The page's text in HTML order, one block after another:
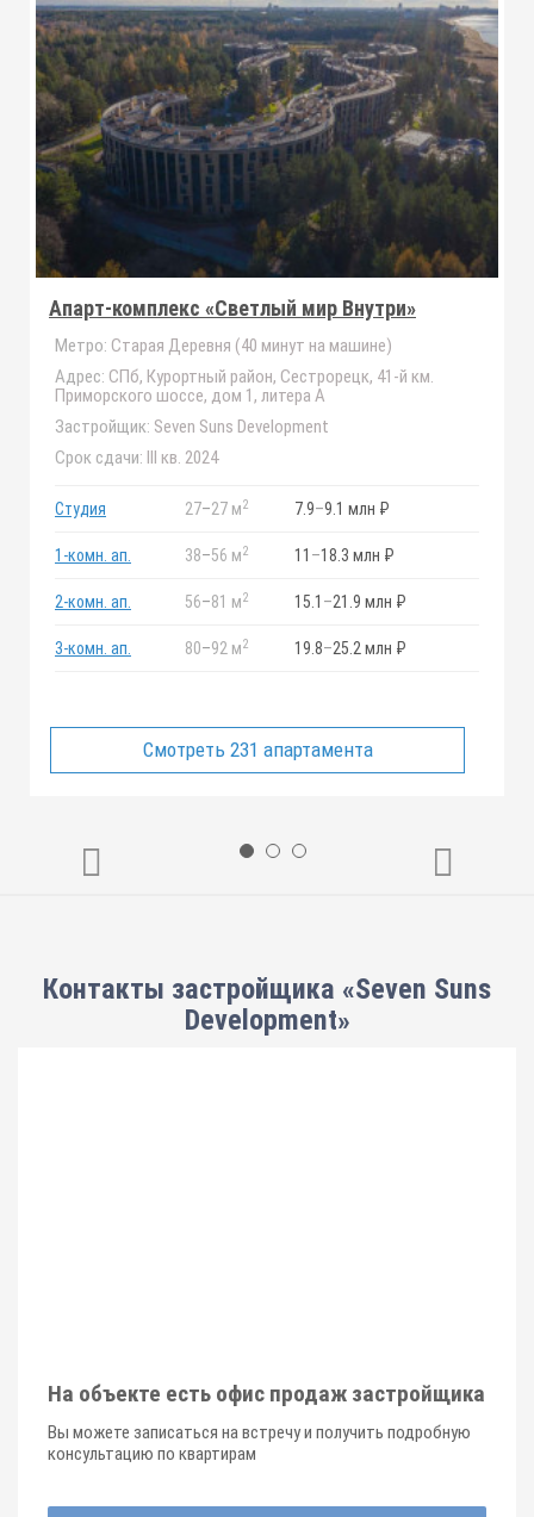
Апарт-комплекс «Светлый мир Внутри»
Метро: Старая Деревня (40 минут на машине)
Адрес: СПб, Курортный район, Сестрорецк, 41-й км.
Приморского шоссе, дом 1, литера А
Застройщик: Seven Suns Development
Срок сдачи: III кв. 2024
Студия 27–27 м2 7.9–9.1 млн ₽
1-комн. ап. 38–56 м2 11 –18.3 млн ₽
2-комн. ап. 56–81 м2 15.1 –21.9 млн ₽
3-комн. ап. 80–92 м2 19.8–25.2 млн ₽
Смотреть 231 апартамента
Контакты застройщика «Seven Suns
Development»
На объекте есть офис продаж застройщика
Вы можете записаться на встречу и получить подробную
консультацию по квартирам